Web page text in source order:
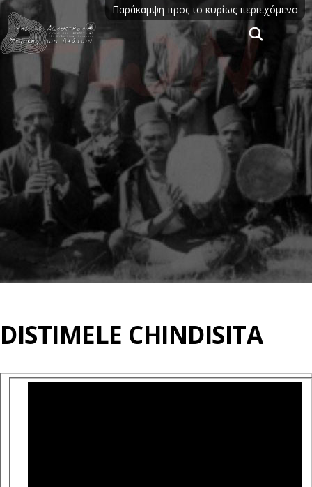
Παράκαμψη προς το κυρίως περιεχόμενο
DISTIMELE CHINDISITA